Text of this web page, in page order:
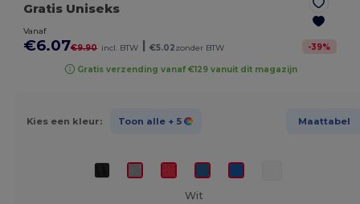
Gratis Uniseks
Vanaf
€6.07€9.90 incl. BTW | €5.02zonder BTW -39%
Gratis verzending vanaf €129 vanuit dit magazijn
Kies een kleur: Toon alle + 5 Maattabel
Wit